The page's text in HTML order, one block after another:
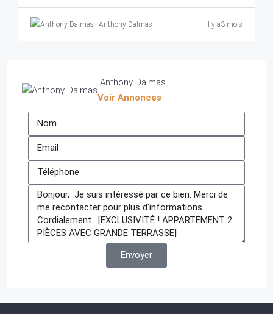
Anthony Dalmas il y a3 mois
Anthony Dalmas
Voir Annonces
Envoyer